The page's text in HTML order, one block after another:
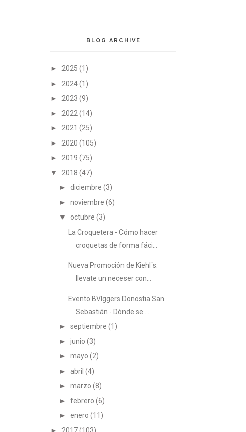
BLOG ARCHIVE
► 2025 (1)
► 2024(1)
► 2023 (9)
► 2022 (14)
► 2021 (25)
► 2020 (105)
► 2019 (75)
▼
2018 (47)
► diciembre (3)
► noviembre (6)
▼
octubre (3)
La Croquetera - Cómo hacer
croquetas de forma fáci...
Nueva Promoción de Kiehl´s:
llevate un neceser con...
Evento BVlggers Donostia San
Sebastián - Dónde se ...
► septiembre (1)
► junio (3)
► mayo (2)
► abril (4)
► marzo (8)
► febrero (6)
► enero (11)
► 2017(103)